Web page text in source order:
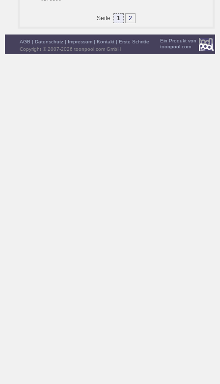
Seite 1 2
Ein Produkt von
toonpool.com
AGB | Datenschutz | Impressum | Kontakt | Erste Schritte
Copyright © 2007-2026 toonpool.com GmbH